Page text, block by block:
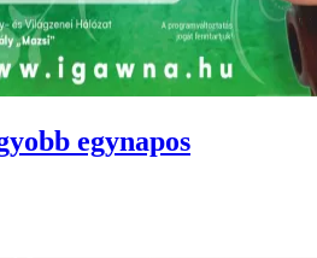
egynapos